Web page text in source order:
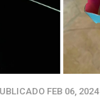
FEB 06, 2024